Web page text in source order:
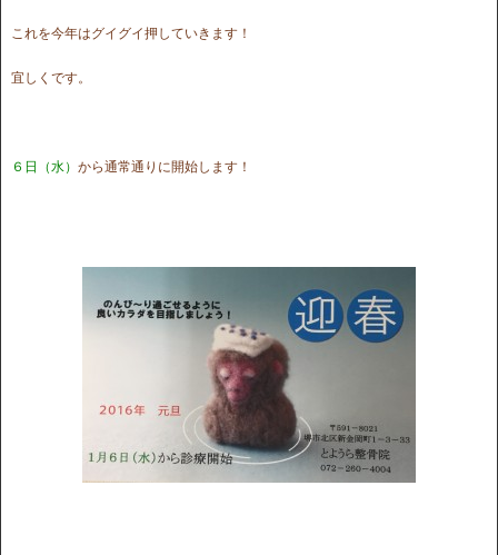
これを今年はグイグイ押していきます！
宜しくです。
６日（水） から通常通りに開始します！